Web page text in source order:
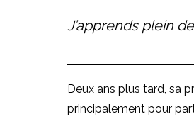
J’apprends plein
Deux ans plus tard, sa
principalement pour